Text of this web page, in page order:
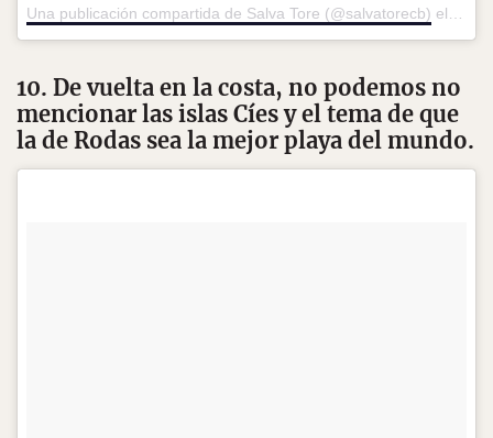
Una publicación compartida de Salva Tore (@salvatorecb) el
10. De vuelta en la costa, no podemos no
mencionar las islas Cíes y el tema de que
la de Rodas sea la mejor playa del mundo.